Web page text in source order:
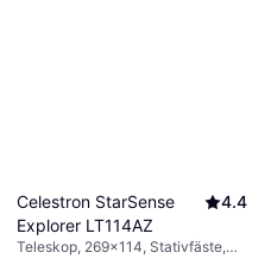
Celestron StarSense
Explorer LT114AZ
4.4
Teleskop, 269x114, Stativfäste,